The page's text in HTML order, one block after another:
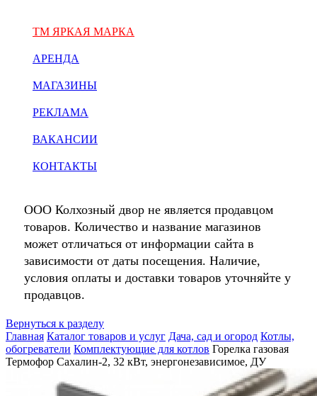
ТМ ЯРКАЯ МАРКА
АРЕНДА
МАГАЗИНЫ
РЕКЛАМА
ВАКАНСИИ
КОНТАКТЫ
ООО Колхозный двор не является продавцом
товаров. Количество и название магазинов
может отличаться от информации сайта в
зависимости от даты посещения. Наличие,
условия оплаты и доставки товаров уточняйте у
продавцов.
Вернуться к разделу
Главная Каталог товаров и услуг Дача, сад и огород Котлы,
обогреватели Комплектующие для котлов Горелка газовая
Термофор Сахалин-2, 32 кВт, энергонезависимое, ДУ